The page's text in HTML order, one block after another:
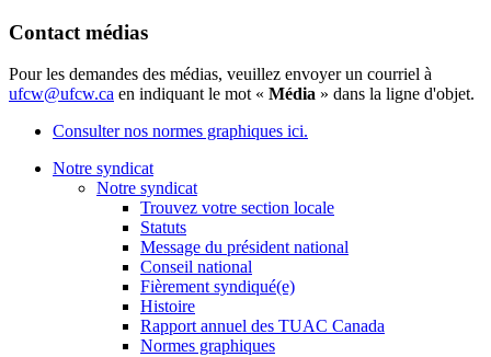
Contact médias
Pour les demandes des médias, veuillez envoyer un courriel à
ufcw@ufcw.ca en indiquant le mot « Média » dans la ligne d'objet.
Consulter nos normes graphiques ici.
Notre syndicat
Notre syndicat
Trouvez votre section locale
Statuts
Message du président national
Conseil national
Fièrement syndiqué(e)
Histoire
Rapport annuel des TUAC Canada
Normes graphiques